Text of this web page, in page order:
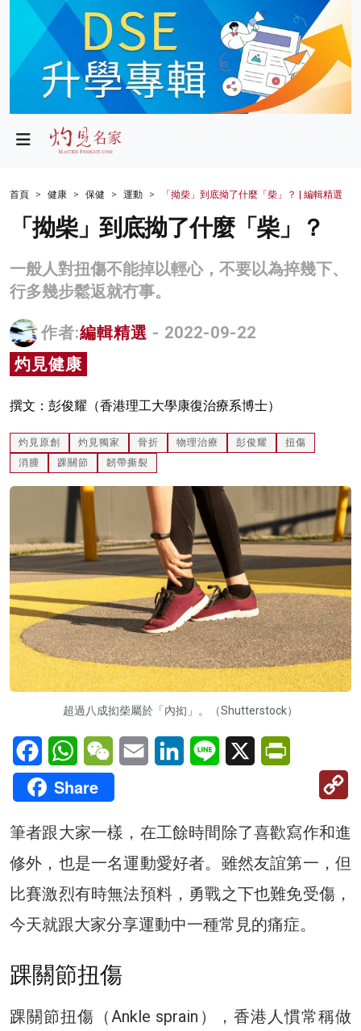
政局
財經
生活
商業
科技
影片
灼見活動
關於我們
首頁 健康 保健 運動 「拗柴」到底拗了什麼「柴」？ | 編輯精選
「拗柴」到底拗了什麼「柴」？
一般人對扭傷不能掉以輕心，不要以為捽幾下、
行多幾步鬆返就冇事。
作者:編輯精選 - 2022-09-22
灼見健康
撰文：彭俊耀（香港理工大學康復治療系博士）
灼見原創 灼見獨家 骨折 物理治療 彭俊耀
扭傷
消腫
踝關節 韌帶撕裂
超過八成抝柴屬於「內抝」。（Shutterstock）
FacebookWhatsAppWeChatEmail LinkedInLine X
Share
筆者跟大家一樣，在工餘時間除了喜歡寫作和進
修外，也是一名運動愛好者。雖然友誼第一，但
比賽激烈有時無法預料，勇戰之下也難免受傷，
今天就跟大家分享運動中一種常見的痛症。
踝關節扭傷
踝關節扭傷（Ankle sprain），香港人慣常稱做